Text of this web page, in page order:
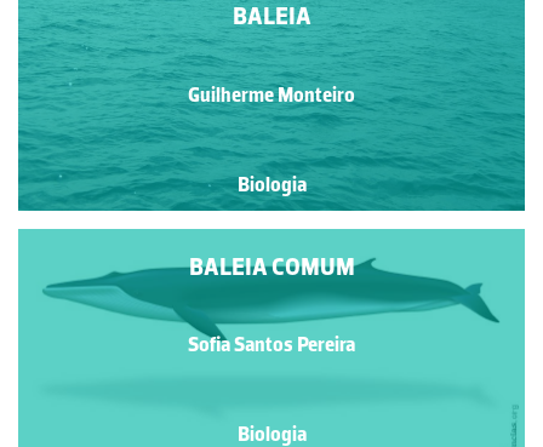
BALEIA
Guilherme Monteiro
Biologia
BALEIA COMUM
Sofia Santos Pereira
Biologia